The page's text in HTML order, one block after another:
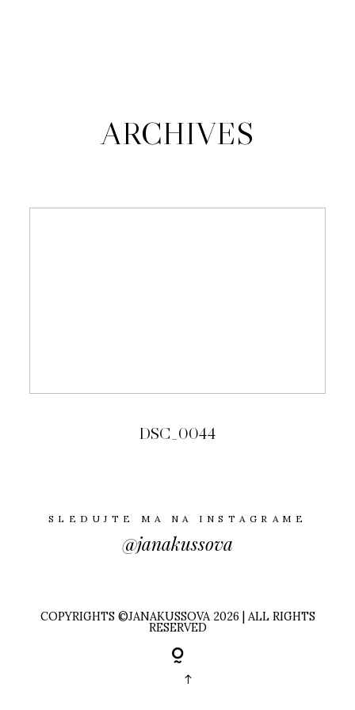
KONTAKT
ARCHIVES
DSC_0044
SLEDUJTE MA NA INSTAGRAME
@janakussova
COPYRIGHTS ©JANAKUSSOVA 2026 | ALL RIGHTS
RESERVED